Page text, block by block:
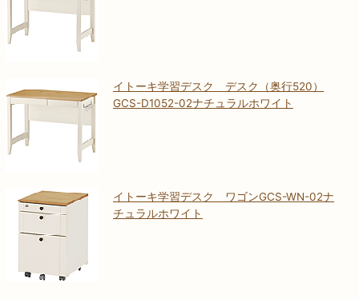
イトーキ学習デスク デスク（奥行520）
GCS-D1052-02ナチュラルホワイト
イトーキ学習デスク ワゴンGCS-WN-02ナ
チュラルホワイト